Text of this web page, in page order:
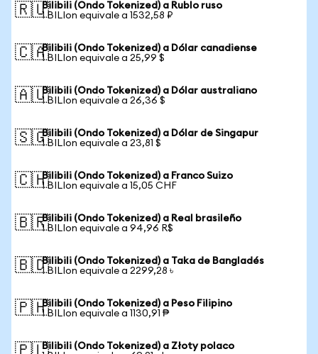
🇷🇺Bilibili (Ondo Tokenized) a Rublo ruso
1 BILIon equivale a 1532,58 ₽
🇨🇦Bilibili (Ondo Tokenized) a Dólar canadiense
1 BILIon equivale a 25,99 $
🇦🇺Bilibili (Ondo Tokenized) a Dólar australiano
1 BILIon equivale a 26,36 $
🇸🇬Bilibili (Ondo Tokenized) a Dólar de Singapur
1 BILIon equivale a 23,81 $
🇨🇭Bilibili (Ondo Tokenized) a Franco Suizo
1 BILIon equivale a 15,05 CHF
🇧🇷Bilibili (Ondo Tokenized) a Real brasileño
1 BILIon equivale a 94,96 R$
🇧🇩Bilibili (Ondo Tokenized) a Taka de Bangladés
1 BILIon equivale a 2299,28 ৳
🇵🇭Bilibili (Ondo Tokenized) a Peso Filipino
1 BILIon equivale a 1130,91 ₱
Bilibili (Ondo Tokenized) a Złoty polaco